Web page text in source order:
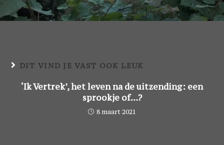
DIT VIND JE VAST OOK LEUK
‘Ik Vertrek’, het leven na de uitzending: een
sprookje of…?
8 maart 2021